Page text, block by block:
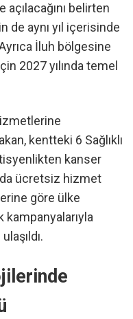
açılacağını belirten
de aynı yıl içerisinde
İluh bölgesine
2027 yılında temel
kentteki 6 Sağlıklı
kanser
ücretsiz hizmet
göre ülke
kampanyalarıyla